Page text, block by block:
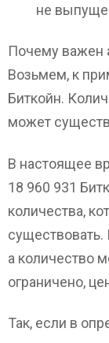
не
Почему важен
Возьмем, к
Биткойн.
может
В настоящее
18 960 931
количества,
существовать.
а количество
ограничено,
Так, если в